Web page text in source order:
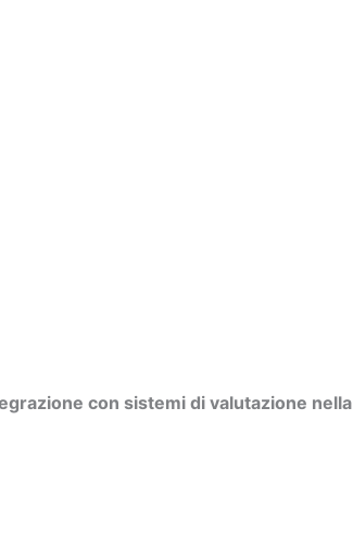
con sistemi di valutazione nella